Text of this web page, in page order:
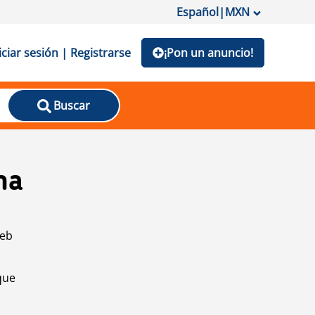
Español|MXN
sesión | Registrarse ¡Pon un anuncio!
Buscar